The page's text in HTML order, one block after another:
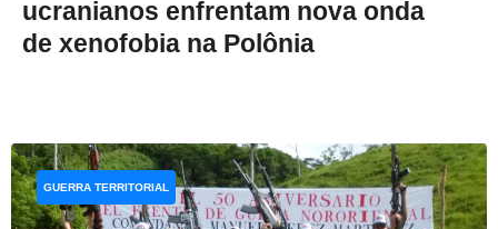
ucranianos enfrentam nova onda
de xenofobia na Polônia
GUERRA TERRITORIAL